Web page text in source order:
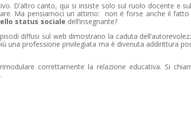
D’altro canto, qui si insiste solo sul ruolo docente e
Ma pensiamoci un attimo: non è forse anche il fatto
status sociale dell’insegnante?
diffusi sul web dimostrano la caduta
una professione privilegiata ma è divenuta addirittura
correttamente la relazione educativa. Si